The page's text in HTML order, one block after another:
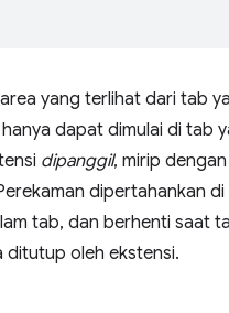
yang terlihat dari tab
dapat dimulai di tab
dipanggil, mirip
dipertahankan
tab, dan berhenti saat
ditutup oleh ekstensi.